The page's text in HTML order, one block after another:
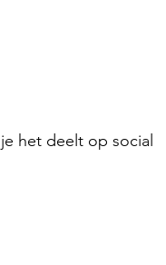
het deelt op social